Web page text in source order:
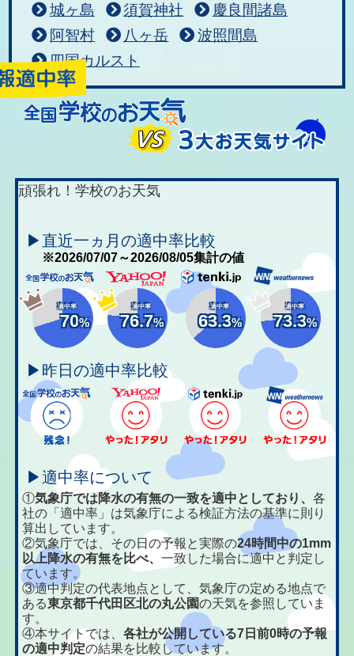
城ヶ島
須賀神社
慶良間諸島
阿智村
八ヶ岳
波照間島
四国カルスト
頑張れ！学校のお天気
▶直近一ヵ月の適中率比較
※2026/07/07～2026/08/05集計の値
適中率
70%
適中率
76.7%
適中率
63.3%
適中率
73.3%
▶昨日の適中率比較
▶適中率について
①気象庁では降水の有無の一致を適中としており、各
社の「適中率」は気象庁による検証方法の基準に則り
算出しています。
②気象庁では、その日の予報と実際の24時間中の1mm
以上降水の有無を比べ、一致した場合に適中と判定し
ています。
③適中判定の代表地点として、気象庁の定める地点で
ある東京都千代田区北の丸公園の天気を参照していま
す。
④本サイトでは、各社が公開している7日前0時の予報
の適中判定の結果を比較しています。